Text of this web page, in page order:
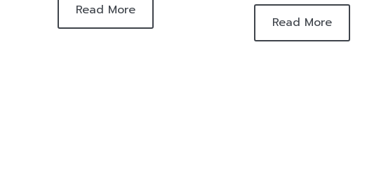
Read More
Read More